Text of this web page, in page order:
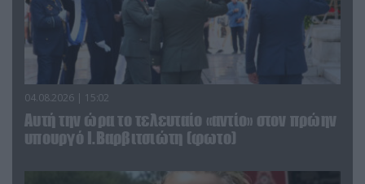
04.08.2026 | 15:02
Αυτή την ώρα το τελευταίο «αντίο» στον πρώην
υπουργό Ι.Βαρβιτσιώτη (φωτο)